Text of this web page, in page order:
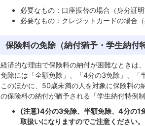
必要なもの：口座振替の場合（身分証
必要なもの：クレジットカードの場合
保険料の免除（納付猶予・学生納付
経済的な理由で保険料の納付が困難なときは
免除には「全額免除」、「4分の3免除」、「
このほかに、50歳未満の人を対象に保険料の
の保険料の納付が猶予される「学生納付特例
(注意)4分の3免除、半額免除、4分の1
取扱いになりますのでご注意ください。